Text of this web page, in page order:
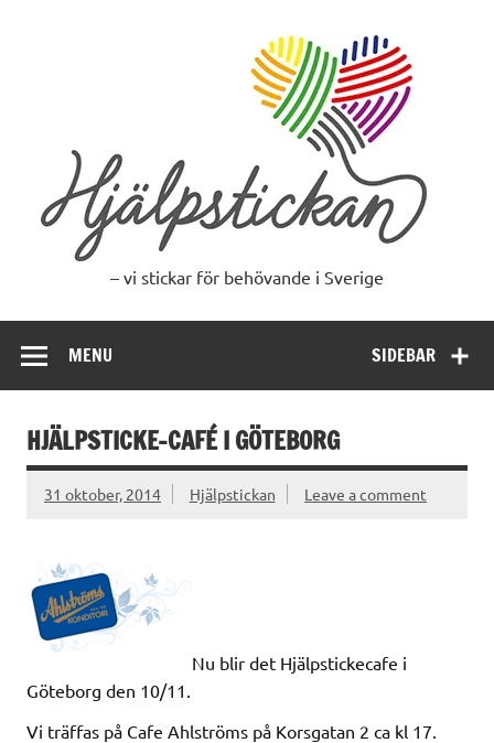
– vi stickar för behövande i Sverige
SIDEBAR
MENU
HJÄLPSTICKE-CAFÉ I GÖTEBORG
31 oktober, 2014 Hjälpstickan Leave a comment
Nu blir det Hjälpstickecafe i
Göteborg den 10/11.
Vi träffas på Cafe Ahlströms på Korsgatan 2 ca kl 17.